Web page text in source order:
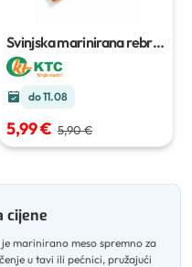
Svinjska marinirana rebra
vp
do 11.08
5,99 € 5,90 €
cijene
marinirano meso spremno za
u tavi ili pećnici, pružajući